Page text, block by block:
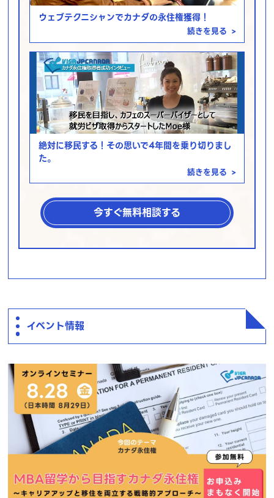
ウェブテクニシャンでカナダの永住権獲得！
続きを見る >
絶対に移民する！その思いで4年間を乗り切りまし
た。
続きを見る >
今すぐ無料相談する
イベント情報